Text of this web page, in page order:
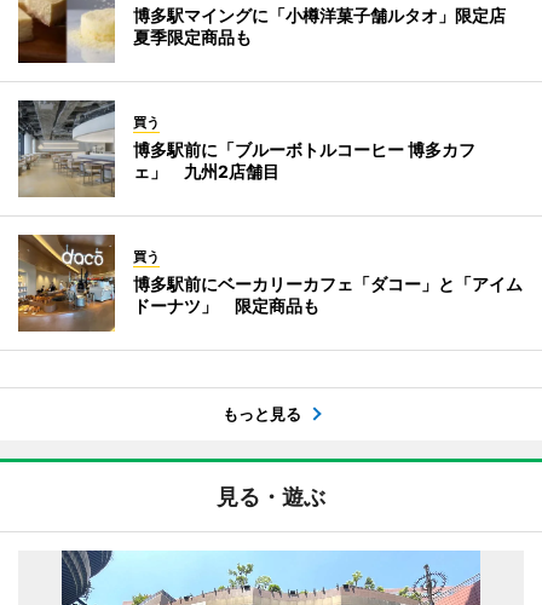
博多駅マイングに「小樽洋菓子舗ルタオ」限定店
夏季限定商品も
買う
博多駅前に「ブルーボトルコーヒー 博多カフ
ェ」 九州2店舗目
買う
博多駅前にベーカリーカフェ「ダコー」と「アイム
ドーナツ」 限定商品も
もっと見る
見る・遊ぶ